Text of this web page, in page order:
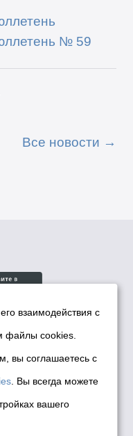
№ 59
Все новости
политики мэрии
системах
взаимодействия с
файлы cookies.
вы соглашаетесь с
. Вы всегда можете
вашего